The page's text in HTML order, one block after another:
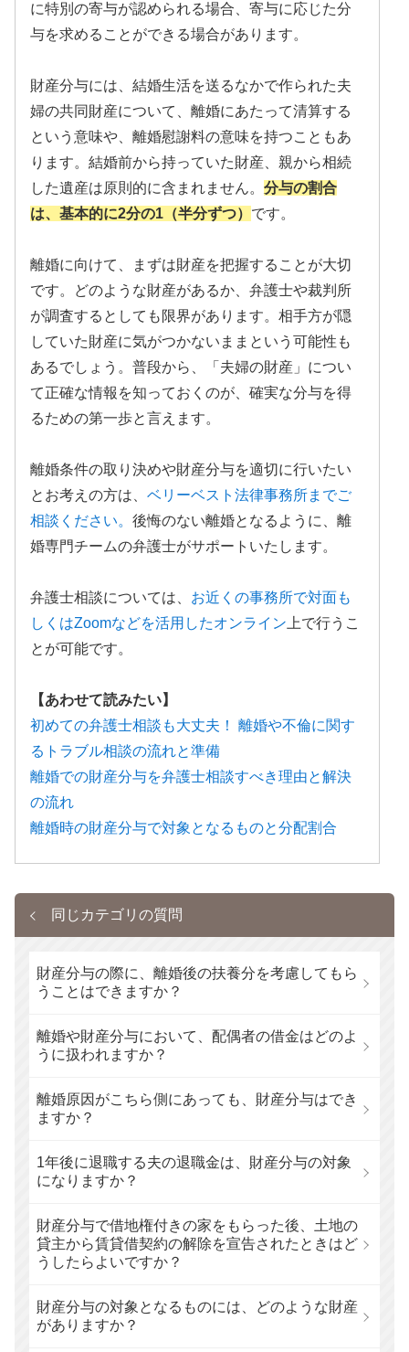
に特別の寄与が認められる場合、寄与に応じた分
与を求めることができる場合があります。
財産分与には、結婚生活を送るなかで作られた夫
婦の共同財産について、離婚にあたって清算する
という意味や、離婚慰謝料の意味を持つこともあ
ります。結婚前から持っていた財産、親から相続
した遺産は原則的に含まれません。 分与の割合
は、基本的に2分の1（半分ずつ） です。
離婚に向けて、まずは財産を把握することが大切
です。どのような財産があるか、弁護士や裁判所
が調査するとしても限界があります。相手方が隠
していた財産に気がつかないままという可能性も
あるでしょう。普段から、「夫婦の財産」につい
て正確な情報を知っておくのが、確実な分与を得
るための第一歩と言えます。
離婚条件の取り決めや財産分与を適切に行いたい
とお考えの方は、 ベリーベスト法律事務所までご
相談ください。 後悔のない離婚となるように、離
婚専門チームの弁護士がサポートいたします。
弁護士相談については、 お近くの事務所で対面も
しくはZoomなどを活用したオンライン 上で行うこ
とが可能です。
【あわせて読みたい】
初めての弁護士相談も大丈夫！ 離婚や不倫に関す
るトラブル相談の流れと準備
離婚での財産分与を弁護士相談すべき理由と解決
の流れ
離婚時の財産分与で対象となるものと分配割合
同じカテゴリの質問
財産分与の際に、離婚後の扶養分を考慮してもら
うことはできますか？
離婚や財産分与において、配偶者の借金はどのよ
うに扱われますか？
離婚原因がこちら側にあっても、財産分与はでき
ますか？
1年後に退職する夫の退職金は、財産分与の対象
になりますか？
財産分与で借地権付きの家をもらった後、土地の
貸主から賃貸借契約の解除を宣告されたときはど
うしたらよいですか？
財産分与の対象となるものには、どのような財産
がありますか？